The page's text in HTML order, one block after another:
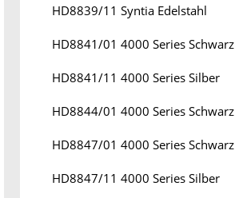
HD8839/11 Syntia Edelstahl
HD8841/01 4000 Series Schwarz
HD8841/11 4000 Series Silber
HD8844/01 4000 Series Schwarz
HD8847/01 4000 Series Schwarz
HD8847/11 4000 Series Silber